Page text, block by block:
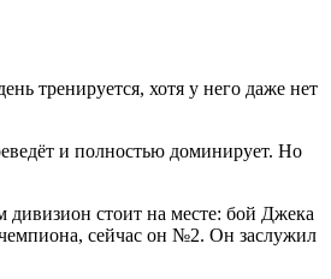
тренируется, хотя у него даже нет
и полностью доминирует. Но
стоит на месте: бой Джека
сейчас он №2. Он заслужил